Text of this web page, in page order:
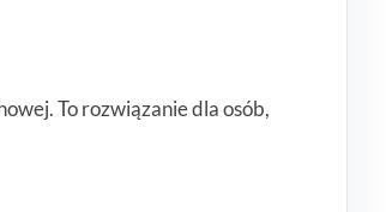
To rozwiązanie dla osób,